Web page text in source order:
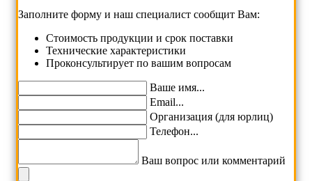
Заполните форму и наш специалист сообщит Вам:
Cтоимость продукции и срок поставки
Технические характеристики
Проконсультирует по вашим вопросам
Ваше имя...
Email...
Организация (для юрлиц)
Телефон...
Ваш вопрос или комментарий